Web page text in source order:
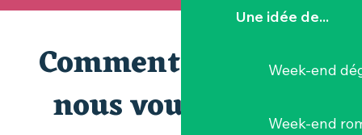
Une idée de...
Week-end
Week-end
Comment pouvons-
nous vous aider ?